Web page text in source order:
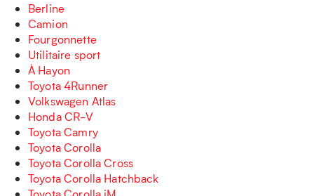
Berline
Camion
Fourgonnette
Utilitaire sport
À Hayon
Toyota 4Runner
Volkswagen Atlas
Honda CR-V
Toyota Camry
Toyota Corolla
Toyota Corolla Cross
Toyota Corolla Hatchback